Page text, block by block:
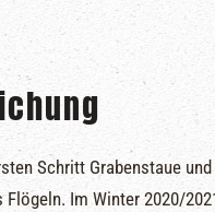
Schritt Grabenstaue
Im Winter 2020/